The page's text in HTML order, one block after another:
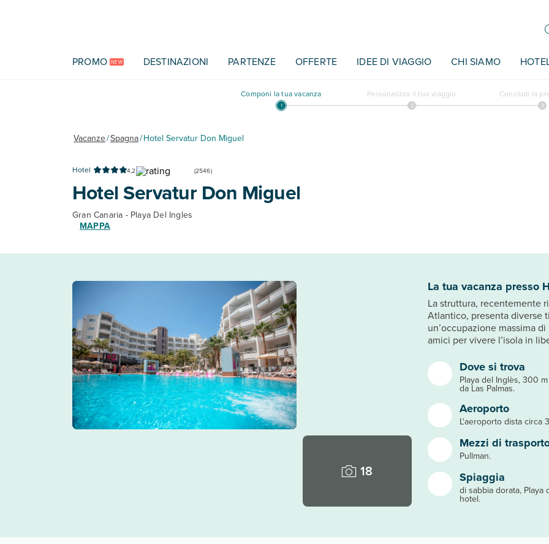
PROMO NEW DESTINAZIONI PARTENZE OFFERTE IDEE DI VIAGGIO CHI SIAMO
Componi la tua vacanza Personalizza il tuo viaggio Concludi la
Vacanze/Spagna/Hotel Servatur Don Miguel
Hotel 4,2 (2546)
Hotel Servatur Don Miguel
Gran Canaria - Playa Del Ingles
MAPPA
18
Dove si trova
Playa del Inglès, 300
da Las Palmas.
Aeroporto
L'aeroporto dista circa
Mezzi di
Pullman.
Spiaggia
di sabbia dorata, Playa
hotel.
La tua vacanza presso
La struttura, recentemente
Atlantico, presenta diverse
un’occupazione massima
amici per vivere l’isola in